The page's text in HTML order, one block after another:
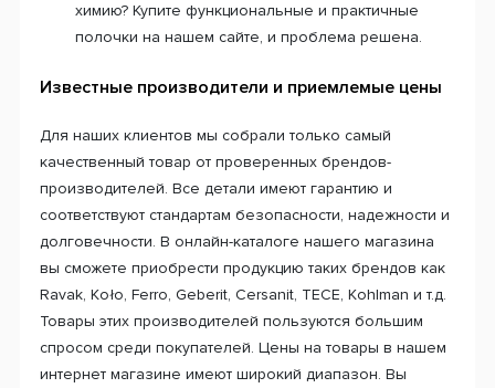
химию? Купите функциональные и практичные
полочки на нашем сайте, и проблема решена.
Известные производители и приемлемые цены
Для наших клиентов мы собрали только самый
качественный товар от проверенных брендов-
производителей. Все детали имеют гарантию и
соответствуют стандартам безопасности, надежности и
долговечности. В онлайн-каталоге нашего магазина
вы сможете приобрести продукцию таких брендов как
Ravak, Koło, Ferro, Geberit, Cersanit, TECE, Kohlman и т.д.
Товары этих производителей пользуются большим
спросом среди покупателей. Цены на товары в нашем
интернет магазине имеют широкий диапазон. Вы